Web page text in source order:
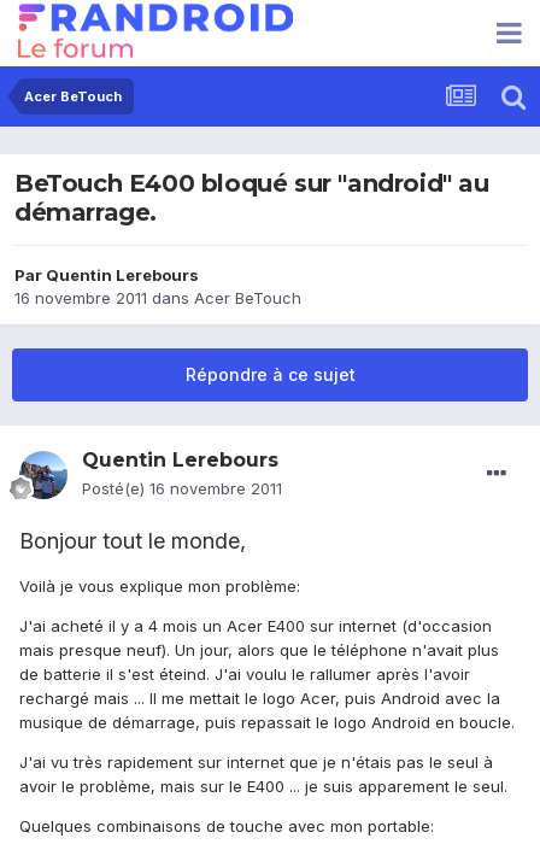
Acer BeTouch
BeTouch E400 bloqué sur "android" au
démarrage.
Par Quentin Lerebours
16 novembre 2011 dans Acer BeTouch
Répondre à ce sujet
Quentin Lerebours
Posté(e) 16 novembre 2011
Bonjour tout le monde,
Voilà je vous explique mon problème:
J'ai acheté il y a 4 mois un Acer E400 sur internet (d'occasion
mais presque neuf). Un jour, alors que le téléphone n'avait plus
de batterie il s'est éteind. J'ai voulu le rallumer après l'avoir
rechargé mais ... Il me mettait le logo Acer, puis Android avec la
musique de démarrage, puis repassait le logo Android en boucle.
J'ai vu très rapidement sur internet que je n'étais pas le seul à
avoir le problème, mais sur le E400 ... je suis apparement le seul.
Quelques combinaisons de touche avec mon portable: